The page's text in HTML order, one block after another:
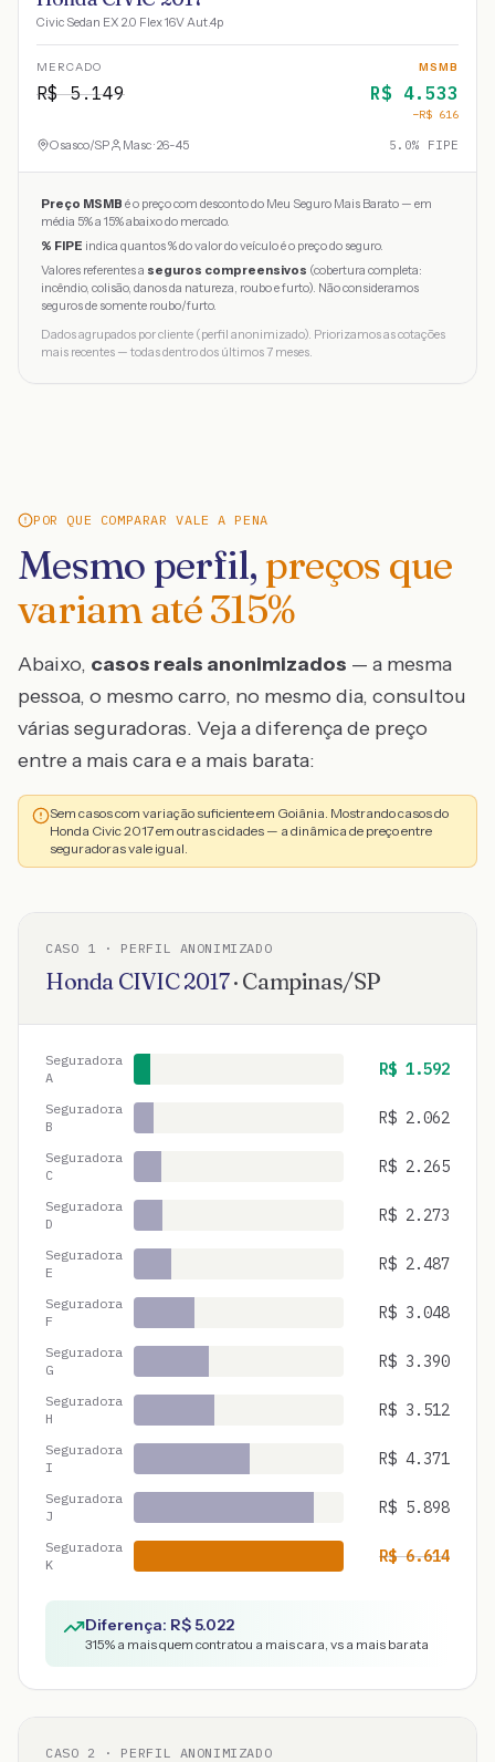
Civic Sedan EX 2.0 Flex 16V Aut.4p
MERCADO
R$5.149
MSMB
R$ 4.533
−R$ 616
Osasco/SP Masc · 26-45 5.0% FIPE
Preço MSMB é o preço com desconto do Meu Seguro Mais Barato — em
média 5% a 15% abaixo do mercado.
% FIPE indica quantos % do valor do veículo é o preço do seguro.
Valores referentes a seguros compreensivos (cobertura completa:
incêndio, colisão, danos da natureza, roubo e furto). Não consideramos
seguros de somente roubo/furto.
Dados agrupados por cliente (perfil anonimizado). Priorizamos as cotações
mais recentes — todas dentro dos últimos 7 meses.
POR QUE COMPARAR VALE A PENA
Mesmo perfil, preços que
variam até315%
Abaixo, casos reais anonimizados — a mesma
pessoa, o mesmo carro, no mesmo dia, consultou
várias seguradoras. Veja a diferença de preço
entre a mais cara e a mais barata:
Sem casos com variação suficiente em Goiânia. Mostrando casos do
Honda Civic 2017 em outras cidades — a dinâmica de preço entre
seguradoras vale igual.
CASO 1 · PERFIL ANONIMIZADO
Honda CIVIC2017· Campinas/SP
Seguradora
A
R$ 1.592
Seguradora
B
R$ 2.062
Seguradora
C
R$ 2.265
Seguradora
D
R$ 2.273
Seguradora
E
R$ 2.487
Seguradora
F
R$ 3.048
Seguradora
G
R$ 3.390
Seguradora
H
R$ 3.512
Seguradora
I
R$ 4.371
Seguradora
J
R$ 5.898
Seguradora
K
R$6.614
Diferença: R$5.022
315% a mais quem contratou a mais cara, vs a mais barata
CASO 2 · PERFIL ANONIMIZADO